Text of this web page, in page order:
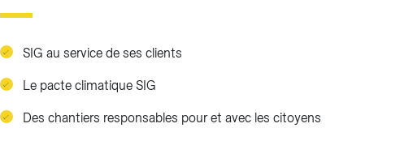
SIG au service de ses clients
Le pacte climatique SIG
Des chantiers responsables pour et avec les citoyens